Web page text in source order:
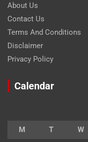
About Us
Contact Us
Terms And Conditions
Disclaimer
Privacy Policy
Calendar
M T W